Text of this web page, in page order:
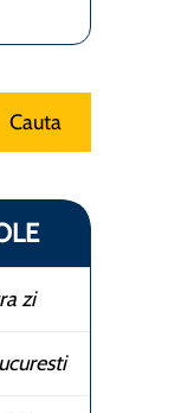
Cauta
zi